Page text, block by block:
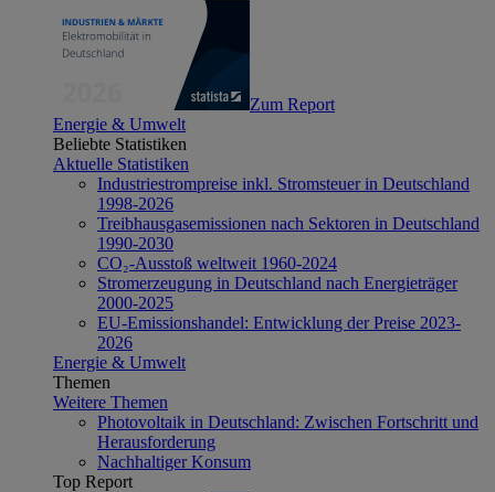
Zum Report
Energie & Umwelt
Beliebte Statistiken
Aktuelle Statistiken
Industriestrompreise inkl. Stromsteuer in Deutschland
1998-2026
Treibhausgasemissionen nach Sektoren in Deutschland
1990-2030
CO₂-Ausstoß weltweit 1960-2024
Stromerzeugung in Deutschland nach Energieträger
2000-2025
EU-Emissionshandel: Entwicklung der Preise 2023-
2026
Energie & Umwelt
Themen
Weitere Themen
Photovoltaik in Deutschland: Zwischen Fortschritt und
Herausforderung
Nachhaltiger Konsum
Top Report